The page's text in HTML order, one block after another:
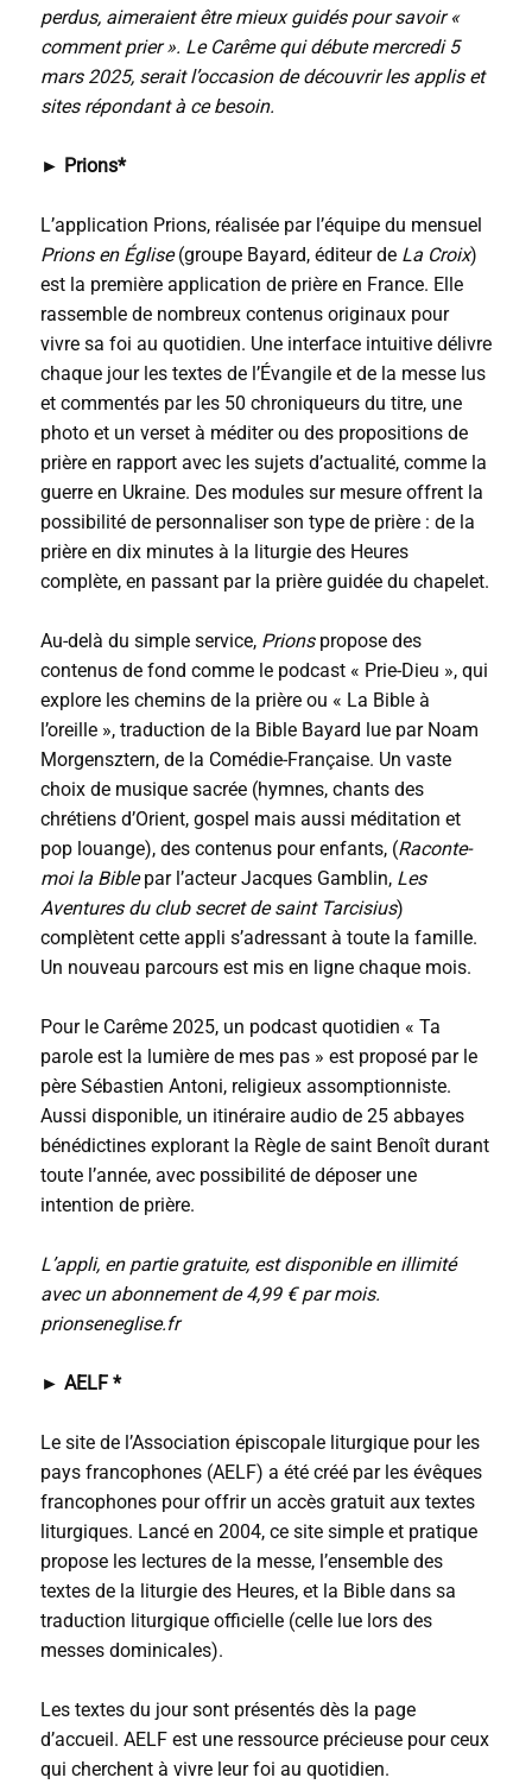
perdus, aimeraient être mieux guidés pour savoir «
comment prier ». Le Carême qui débute mercredi 5
mars 2025, serait l’occasion de découvrir les applis et
sites répondant à ce besoin.
► Prions*
L’application Prions, réalisée par l’équipe du mensuel
Prions en Église(groupe Bayard, éditeur deLa Croix)
est la première application de prière en France. Elle
rassemble de nombreux contenus originaux pour
vivre sa foi au quotidien. Une interface intuitive délivre
chaque jour les textes de l’Évangile et de la messe lus
et commentés par les 50 chroniqueurs du titre, une
photo et un verset à méditer ou des propositions de
prière en rapport avec les sujets d’actualité, comme la
guerre en Ukraine. Des modules sur mesure offrent la
possibilité de personnaliser son type de prière : de la
prière en dix minutes à la liturgie des Heures
complète, en passant par la prière guidée du chapelet.
Au-delà du simple service, Prions propose des
contenus de fond comme le podcast « Prie-Dieu », qui
explore les chemins de la prière ou « La Bible à
l’oreille », traduction de la Bible Bayard lue par Noam
Morgensztern, de la Comédie-Française. Un vaste
choix de musique sacrée (hymnes, chants des
chrétiens d’Orient, gospel mais aussi méditation et
pop louange), des contenus pour enfants, (Raconte-
moi la Biblepar l’acteur Jacques Gamblin, Les
Aventures du club secret de saint Tarcisius)
complètent cette appli s’adressant à toute la famille.
Un nouveau parcours est mis en ligne chaque mois.
Pour le Carême 2025, un podcast quotidien « Ta
parole est la lumière de mes pas » est proposé par le
père Sébastien Antoni, religieux assomptionniste.
Aussi disponible, un itinéraire audio de 25 abbayes
bénédictines explorant la Règle de saint Benoît durant
toute l’année, avec possibilité de déposer une
intention de prière.
L’appli, en partie gratuite, est disponible en illimité
avec un abonnement de 4,99 € par mois.
prionseneglise.fr
► AELF *
Le site de l’Association épiscopale liturgique pour les
pays francophones (AELF) a été créé par les évêques
francophones pour offrir un accès gratuit aux textes
liturgiques. Lancé en 2004, ce site simple et pratique
propose les lectures de la messe, l’ensemble des
textes de la liturgie des Heures, et la Bible dans sa
traduction liturgique officielle (celle lue lors des
messes dominicales).
Les textes du jour sont présentés dès la page
d’accueil. AELF est une ressource précieuse pour ceux
qui cherchent à vivre leur foi au quotidien.